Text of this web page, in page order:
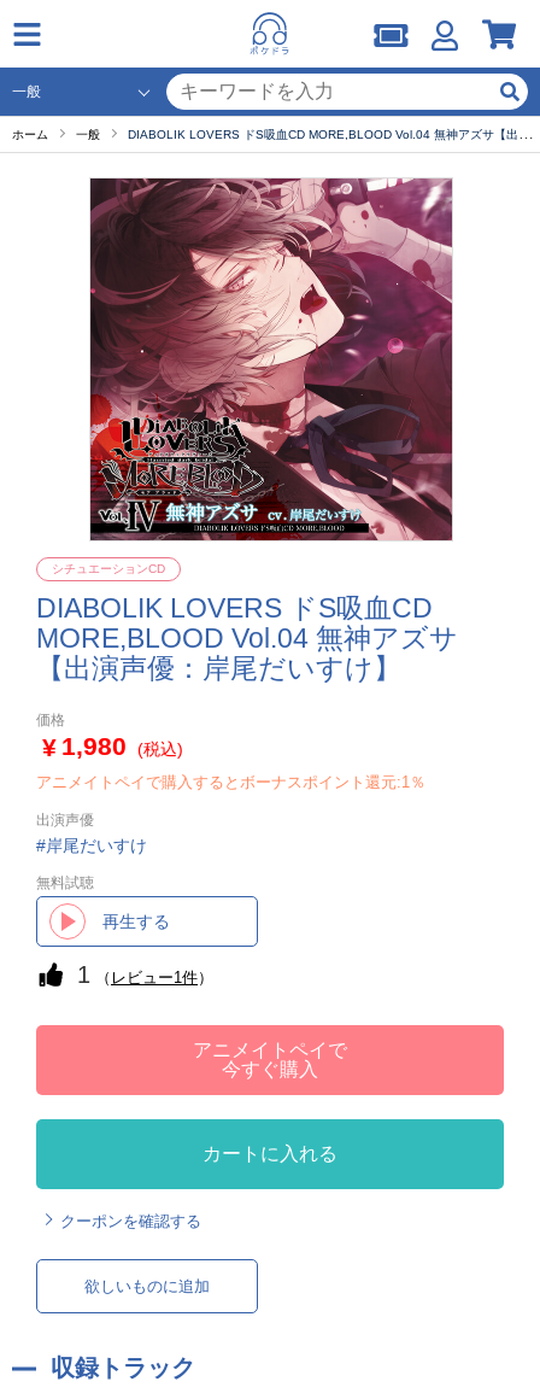
ホーム 一般 DIABOLIK LOVERS ドS吸血CD MORE,BLOOD Vol.04 無神アズサ【出演声優：岸尾だいすけ】
DIABOLIK LOVERS ドS吸血CD
MORE,BLOOD Vol.04 無神アズサ
【出演声優：岸尾だいすけ】
シチュエーションCD
価格
1,980 (税込)
アニメイトペイで購入するとボーナスポイント還元:1％
出演声優
岸尾だいすけ
無料試聴
再生する
1 （ レビュー1件）
アニメイトペイで
今すぐ購入
カートに入れる
クーポンを確認する
欲しいものに追加
収録トラック